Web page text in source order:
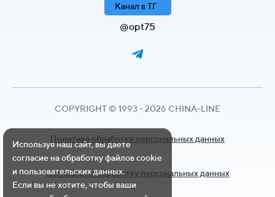
Канал в ТГ
@opt75
COPYRIGHT © 1993 - 2026 CHINA-LINE
Политика обработки персональных данных
Согласие на обработку персональных данных
Используя наш сайт, вы даете
согласие на обработку файлов cookie
и пользовательских данных.
Если вы не хотите, чтобы ваши